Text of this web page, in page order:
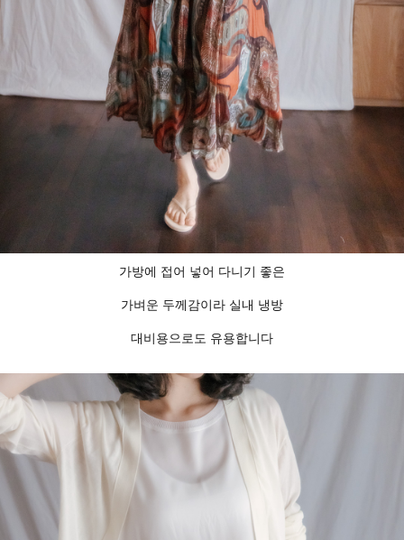
가방에 접어 넣어 다니기 좋은
가벼운 두께감이라 실내 냉방
대비용으로도 유용합니다